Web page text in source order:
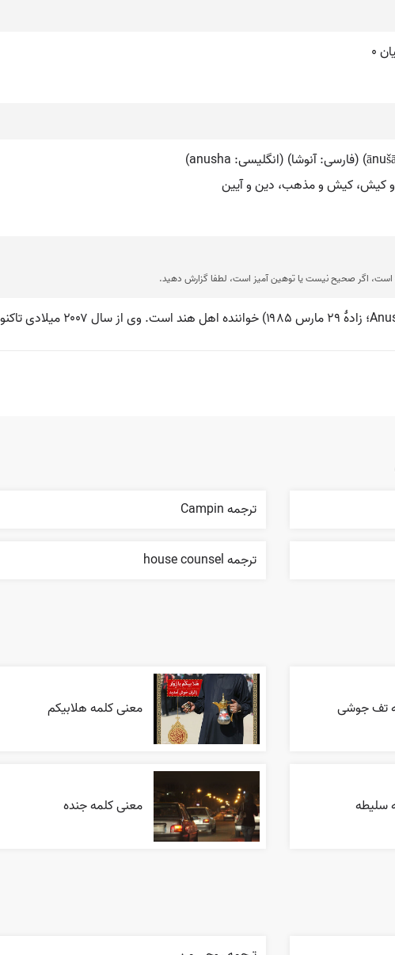
کیش، کیش و مذهب، دین و آیین
است، اگر صحیح نیست یا توهین آمیز است، لطفا گزارش دهید.
ترجمه Campin
ترجمه house counsel
تف جوشی معنی کلمه هلابیکم
سلیطه معنی کلمه جنده